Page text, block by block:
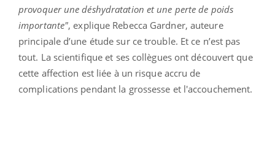
provoquer une déshydratation et une perte de poids
importante", explique Rebecca Gardner, auteure
principale d’une étude sur ce trouble. Et ce n’est pas
tout. La scientifique et ses collègues ont découvert que
cette affection est liée à un risque accru de
complications pendant la grossesse et l'accouchement.